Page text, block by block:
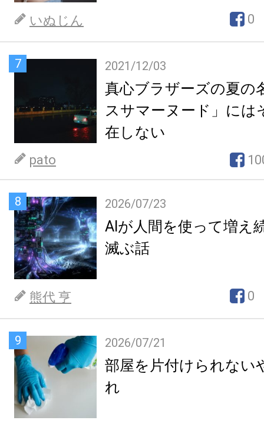
いぬじん 0
7 2021/12/03
真心ブラザーズの夏の
スサマーヌード」には
在しない
pato
8 2026/07/23
AIが人間を使って増え
滅ぶ話
熊代 亨 0
9 2026/07/21
部屋を片付けられない
れ